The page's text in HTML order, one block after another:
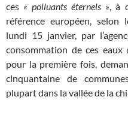
ces « polluants éternels », à
référence européen, selon
lundi 15 janvier, par
consommation de ces eaux
pour la première fois,
cinquantaine de
plupart dans la vallée de la